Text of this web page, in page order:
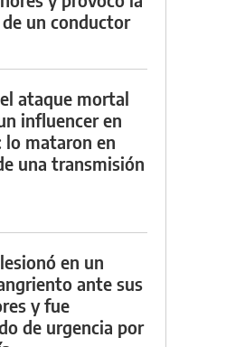
un conductor
ataque mortal
influencer en
lo mataron en
una transmisión
en un
ante sus
y fue
de urgencia por